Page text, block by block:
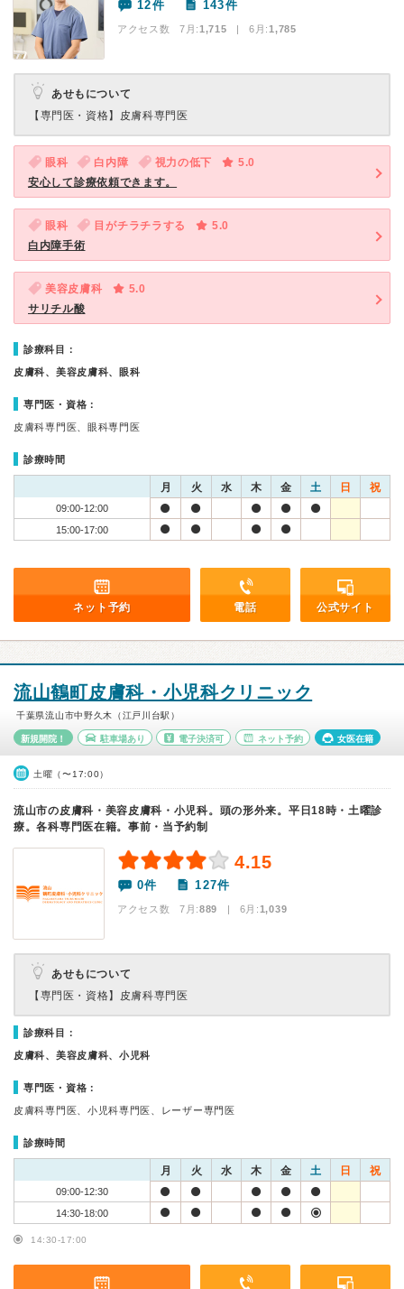
12件 143件
アクセス数 7月:1,715 | 6月:1,785
あせもについて
【専門医・資格】 皮膚科専門医
眼科 白内障 視力の低下
5.0
安心して診療依頼できます。
眼科 目がチラチラする
5.0
白内障手術
美容皮膚科
5.0
サリチル酸
診療科目：
皮膚科、美容皮膚科、眼科
専門医・資格：
皮膚科専門医、眼科専門医
診療時間
月 火 水 木 金 土 日 祝
09:00-12:00
15:00-17:00
ネット予約 電話 公式サイト
流山鶴町皮膚科・小児科クリニック
千葉県流山市中野久木（江戸川台駅）
新規開院！ 駐車場あり 電子決済可 ネット予約 女医在籍
土曜（〜17:00）
流山市の皮膚科・美容皮膚科・小児科。頭の形外来。平日18時・土曜診
療。各科専門医在籍。事前・当予約制
4.15
0件 127件
アクセス数 7月:889 | 6月:1,039
あせもについて
【専門医・資格】 皮膚科専門医
診療科目：
皮膚科、美容皮膚科、小児科
専門医・資格：
皮膚科専門医、小児科専門医、レーザー専門医
診療時間
月 火 水 木 金 土 日 祝
09:00-12:30
14:30-18:00
14:30-17:00